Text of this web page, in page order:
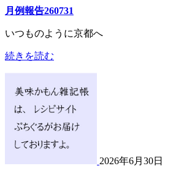
月例報告260731
いつものように京都へ
続きを読む
2026年6月30日